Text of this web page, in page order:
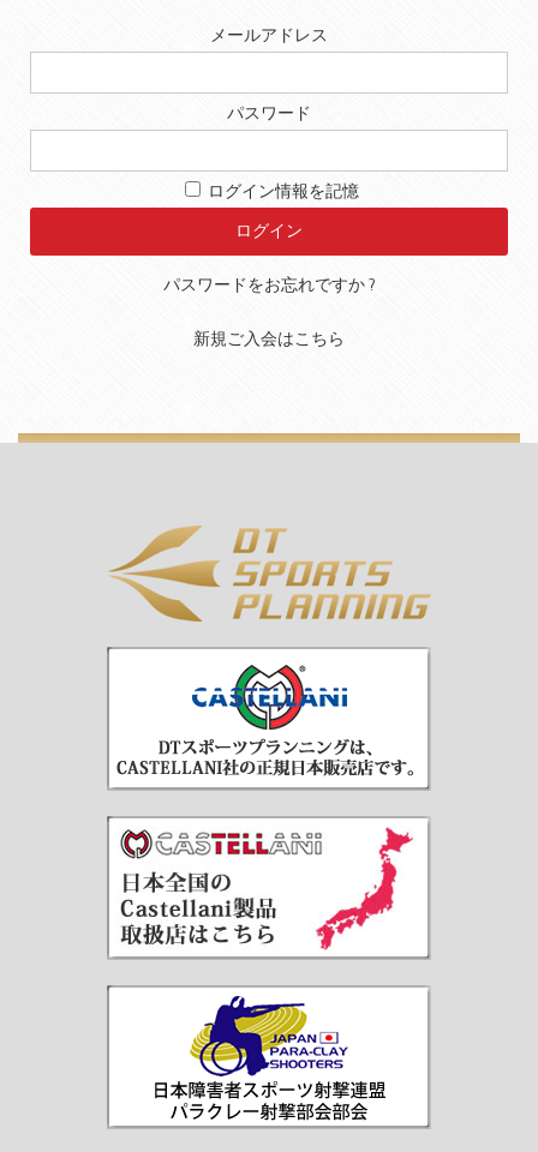
メールアドレス
パスワード
ログイン情報を記憶
パスワードをお忘れですか ?
新規ご入会はこちら